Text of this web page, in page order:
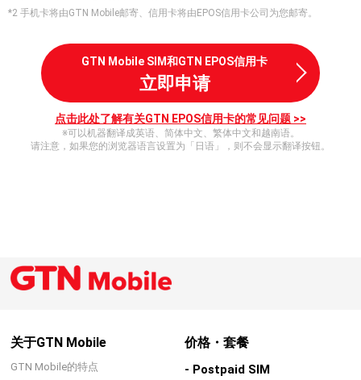
*2 手机卡将由GTN Mobile邮寄、信用卡将由EPOS信用卡公司为您邮寄。
GTN Mobile SIM和GTN EPOS信用卡
立即申请
点击此处了解有关GTN EPOS信用卡的常见问题 >>
※可以机器翻译成英语、简体中文、繁体中文和越南语。
请注意，如果您的浏览器语言设置为「日语」，则不会显示翻译按钮。
关于GTN Mobile
GTN Mobile的特点
价格・套餐
- Postpaid SIM